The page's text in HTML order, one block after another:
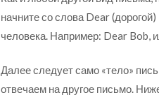
начните со слова Dear
человека. Например: Dear Bob,
Далее следует само «тело»
отвечаем на другое письмо.